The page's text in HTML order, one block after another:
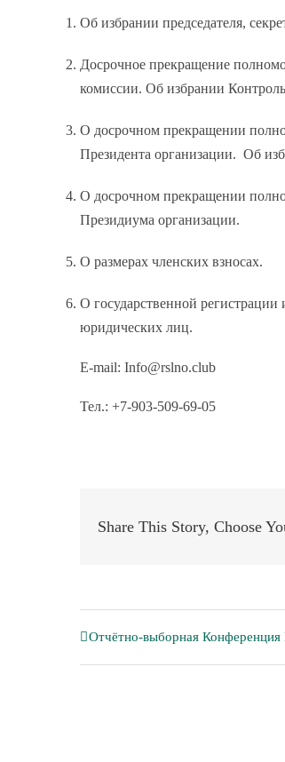
Об избрании председателя,
Досрочное прекращение
комиссии. Об избрании
О досрочном прекращении
Президента организации. Об
О досрочном прекращении
Президиума организации.
О размерах членских взносах.
О государственной
юридических лиц.
E-mail: Info@rslno.club
Тел.: +7-903-509-69-05
Share This Story, Choose
Отчётно-выборная